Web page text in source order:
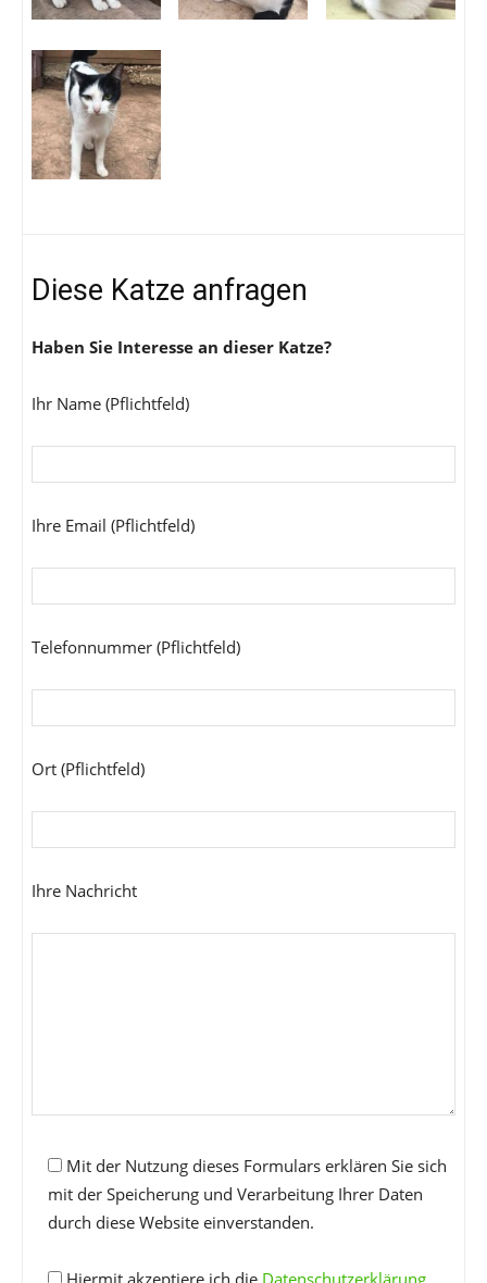
Diese Katze anfragen
Haben Sie Interesse an dieser Katze?
Ihr Name (Pflichtfeld)
Ihre Email (Pflichtfeld)
Telefonnummer (Pflichtfeld)
Ort (Pflichtfeld)
Ihre Nachricht
Mit der Nutzung dieses Formulars erklären Sie sich
mit der Speicherung und Verarbeitung Ihrer Daten
durch diese Website einverstanden.
Hiermit akzeptiere ich die Datenschutzerklärung